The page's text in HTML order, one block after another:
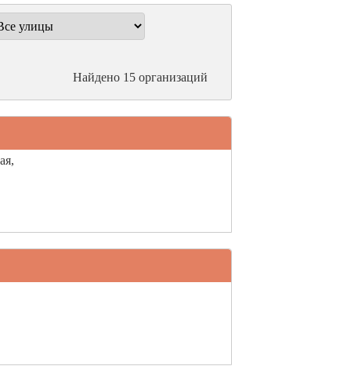
Найдено 15 организаций